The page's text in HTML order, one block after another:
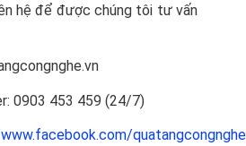
hệ để được chúng tôi tư vấn
0903 453 459 (24/7)